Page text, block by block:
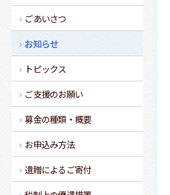
ごあいさつ
お知らせ
トピックス
ご支援のお願い
募金の種類・概要
お申込み方法
遺贈によるご寄付